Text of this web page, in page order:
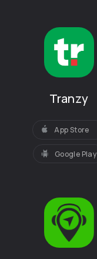
Tranzy
App Store
Google Play